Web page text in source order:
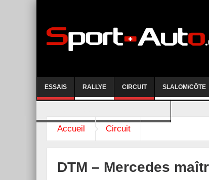
ESSAIS RALLYE CIRCUIT SLALOM/CÔTE
Accueil Circuit
DTM – Mercedes